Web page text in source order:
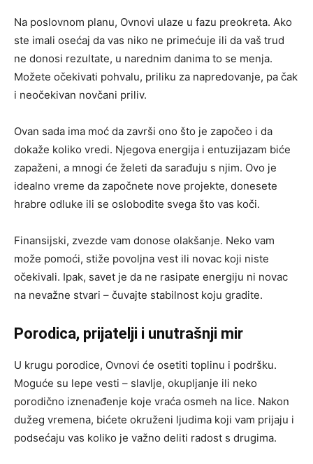
Na poslovnom planu, Ovnovi ulaze u fazu preokreta. Ako
ste imali osećaj da vas niko ne primećuje ili da vaš trud
ne donosi rezultate, u narednim danima to se menja.
Možete očekivati pohvalu, priliku za napredovanje, pa čak
i neočekivan novčani priliv.
Ovan sada ima moć da završi ono što je započeo i da
dokaže koliko vredi. Njegova energija i entuzijazam biće
zapaženi, a mnogi će želeti da sarađuju s njim. Ovo je
idealno vreme da započnete nove projekte, donesete
hrabre odluke ili se oslobodite svega što vas koči.
Finansijski, zvezde vam donose olakšanje. Neko vam
može pomoći, stiže povoljna vest ili novac koji niste
očekivali. Ipak, savet je da ne rasipate energiju ni novac
na nevažne stvari – čuvajte stabilnost koju gradite.
Porodica, prijatelji i unutrašnji mir
U krugu porodice, Ovnovi će osetiti toplinu i podršku.
Moguće su lepe vesti – slavlje, okupljanje ili neko
porodično iznenađenje koje vraća osmeh na lice. Nakon
dužeg vremena, bićete okruženi ljudima koji vam prijaju i
podsećaju vas koliko je važno deliti radost s drugima.